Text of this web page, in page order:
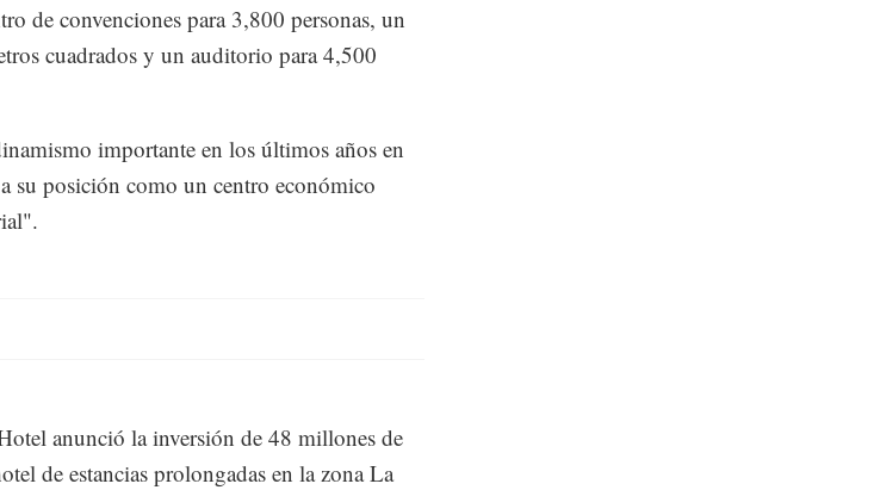
de convenciones para 3,800 personas, un
cuadrados y un auditorio para 4,500
importante en los últimos años en
su posición como un centro económico
anunció la inversión de 48 millones de
de estancias prolongadas en la zona La